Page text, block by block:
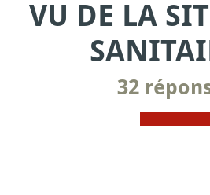
VU DE LA
32